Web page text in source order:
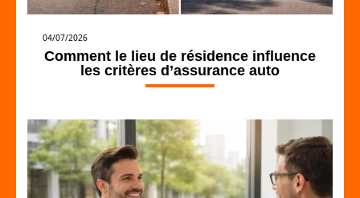
04/07/2026
Comment le lieu de résidence influence
les critères d’assurance auto